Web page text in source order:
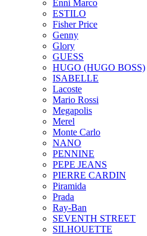
Enni Marco
ESTILO
Fisher Price
Genny
Glory
GUESS
HUGO (HUGO BOSS)
ISABELLE
Lacoste
Mario Rossi
Megapolis
Merel
Monte Carlo
NANO
PENNINE
PEPE JEANS
PIERRE CARDIN
Piramida
Prada
Ray-Ban
SEVENTH STREET
SILHOUETTE